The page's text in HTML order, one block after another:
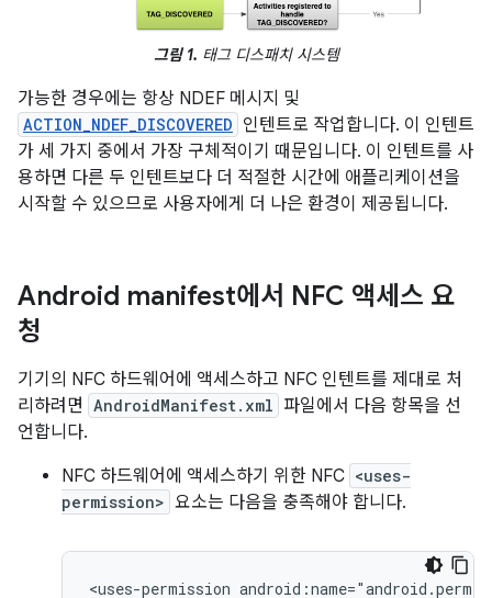
그림 1. 태그 디스패치 시스템
가능한 경우에는 항상 NDEF 메시지 및
ACTION_NDEF_DISCOVERED 인텐트로 작업합니다. 이 인텐트
가 세 가지 중에서 가장 구체적이기 때문입니다. 이 인텐트를 사
용하면 다른 두 인텐트보다 더 적절한 시간에 애플리케이션을
시작할 수 있으므로 사용자에게 더 나은 환경이 제공됩니다.
Android manifest에서 NFC 액세스 요
청
기기의 NFC 하드웨어에 액세스하고 NFC 인텐트를 제대로 처
리하려면 AndroidManifest.xml 파일에서 다음 항목을 선
언합니다.
NFC 하드웨어에 액세스하기 위한 NFC <uses-
permission> 요소는 다음을 충족해야 합니다.
<uses-permission